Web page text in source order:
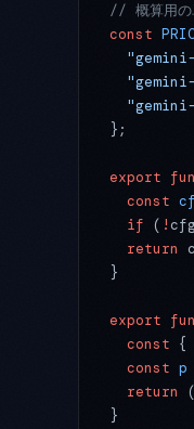
// 概算用の
const
};
export
  const
  if
( !
  return
}
export
  const
{
  const
p
  return
}